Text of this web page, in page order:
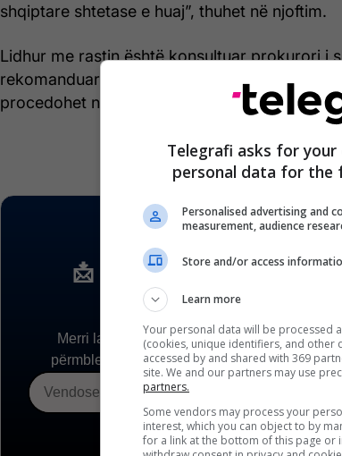
shqiptare shtetase e huaj”, thuhet në njoftim.
Lidhur me rastin është konsultuar prokurori i
rekomanduar që i dyshuari pas intervistimit të
procedohet në procedurë të rregullt
Telegrafi asks for
personal data for the
Personalised advertising and
measurement, audience
Store and/or access
Learn more
Your personal data will be processed
(cookies, unique identifiers, and other
accessed by and shared with 369
site. We and our partners may use
partners.
Some vendors may process your
interest, which you can object to by
for a link at the bottom of this page or